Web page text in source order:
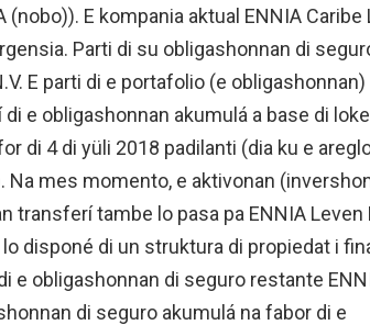
E kompania aktual ENNIA Caribe
Parti di su obligashonnan di
E parti di e portafolio (e
e obligashonnan akumulá a base di
di 4 di yüli 2018 padilanti (dia ku e
Na mes momento, e aktivonan
transferí tambe lo pasa pa ENNIA Leven
disponé di un struktura di propiedat i
e obligashonnan di seguro restante
di seguro akumulá na fabor di e